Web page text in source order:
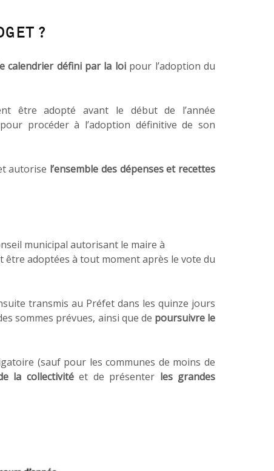
?
calendrier défini par la loi pour l’adoption du
être adopté avant le début de l’année
pour procéder à l’adoption définitive de son
autorise l’ensemble des dépenses et recettes
municipal autorisant le maire à
être adoptées à tout moment après le vote du
transmis au Préfet dans les quinze jours
sommes prévues, ainsi que de poursuivre le
(sauf pour les communes de moins de
la collectivitéet de présenter les grandes